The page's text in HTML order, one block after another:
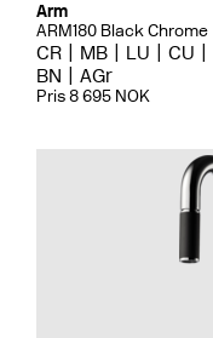
Arm
ARM180 Black Chrome
CR MB LU CU
BN
AGr
Pris 8 695 NOK